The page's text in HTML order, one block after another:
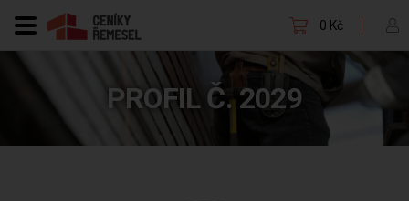
0 Kč
PROFIL Č. 2029